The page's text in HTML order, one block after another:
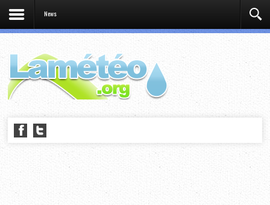
News